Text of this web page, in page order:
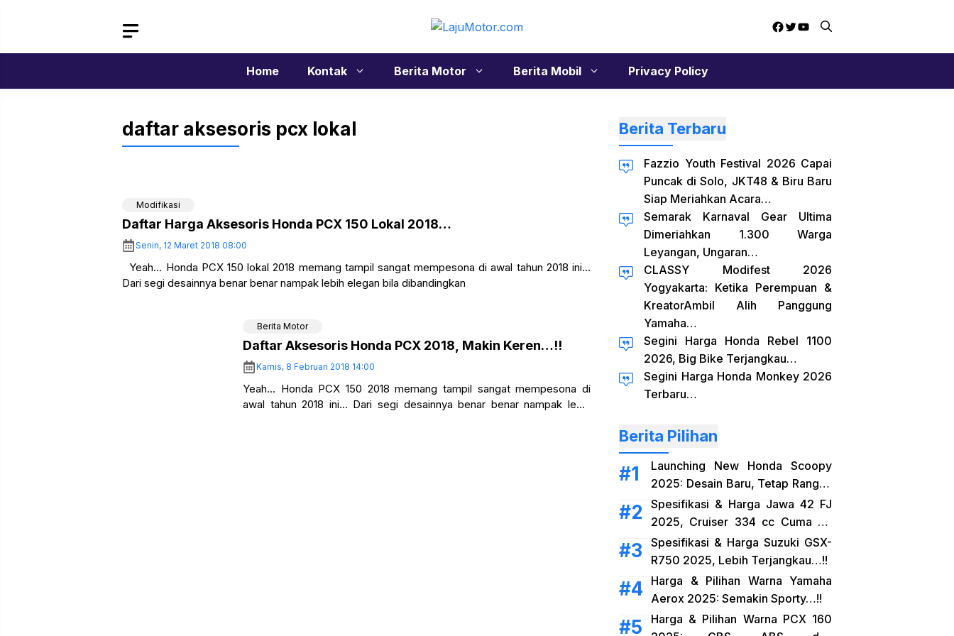
Facebook
Twitter
YouTube
Home Kontak Berita Motor Berita Mobil Privacy Policy
daftar aksesoris pcx lokal
Modifikasi
Daftar Harga Aksesoris Honda PCX 150 Lokal 2018…
Senin, 12 Maret 2018 08:00
Yeah… Honda PCX 150 lokal 2018 memang tampil sangat mempesona di awal tahun 2018 ini…
Dari segi desainnya benar benar nampak lebih elegan bila dibandingkan
Berita Motor
Daftar Aksesoris Honda PCX 2018, Makin Keren…!!
Kamis, 8 Februari 2018 14:00
Yeah… Honda PCX 150 2018 memang tampil sangat mempesona di
awal tahun 2018 ini… Dari segi desainnya benar benar nampak lebih
Berita Terbaru
Fazzio Youth Festival 2026 Capai
Puncak di Solo, JKT48 & Biru Baru
Siap Meriahkan Acara…
Semarak Karnaval Gear Ultima
Dimeriahkan 1.300 Warga
Leyangan, Ungaran…
CLASSY Modifest 2026
Yogyakarta: Ketika Perempuan &
KreatorAmbil Alih Panggung
Yamaha…
Segini Harga Honda Rebel 1100
2026, Big Bike Terjangkau…
Segini Harga Honda Monkey 2026
Terbaru…
Berita Pilihan
Launching New Honda Scoopy
2025: Desain Baru, Tetap Rangka
eSAF…!!
Spesifikasi & Harga Jawa 42 FJ
2025, Cruiser 334 cc Cuma 38
Jutaan…!!
Spesifikasi & Harga Suzuki GSX-
R750 2025, Lebih Terjangkau…!!
Harga & Pilihan Warna Yamaha
Aerox 2025: Semakin Sporty…!!
Harga & Pilihan Warna PCX 160